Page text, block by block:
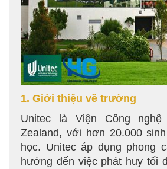
1. Giới thiệu về trường
Unitec là Viện Công
Zealand, với hơn 20.000
học. Unitec áp dụng phong
hướng đến việc phát huy tối